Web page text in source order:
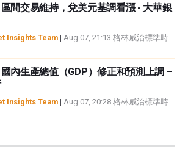
間交易維持，兌美元基調看漲 - 大華銀
Insights Team | Aug 07, 21:13 格林威治標準時
內生產總值（GDP）修正和預測上調 –
Insights Team | Aug 07, 20:28 格林威治標準時